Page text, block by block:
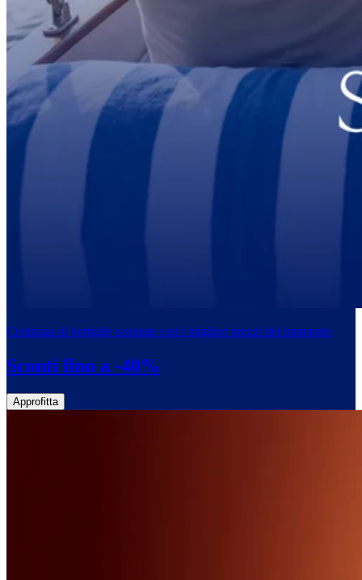
Centinaia di bottiglie scontate con i migliori prezzi del momento
Sconti fino a -40%
Approfitta